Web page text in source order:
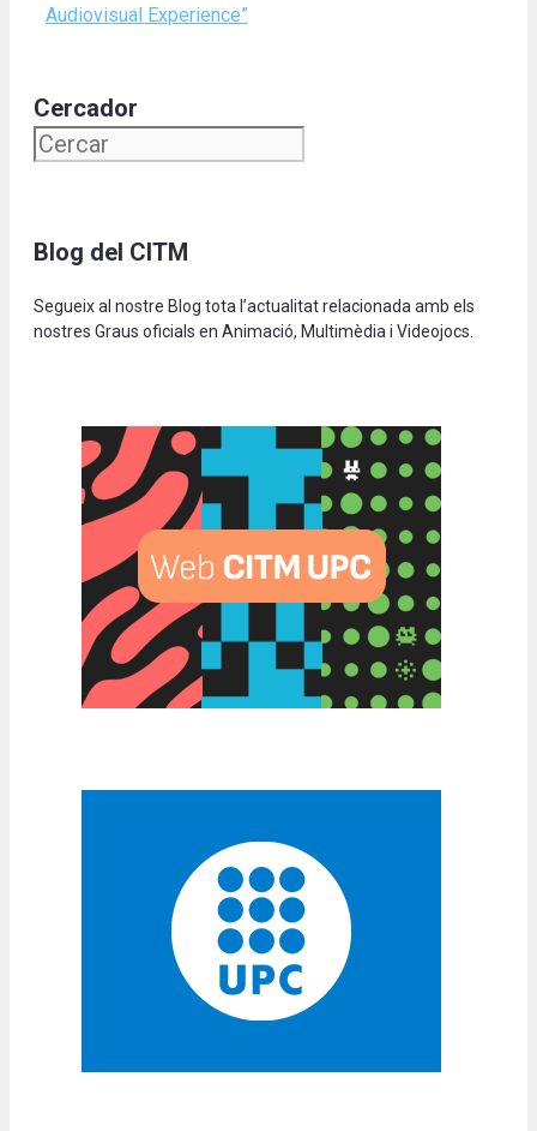
Audiovisual Experience”
Cercador
Blog del CITM
Segueix al nostre Blog tota l’actualitat relacionada amb els
nostres Graus oficials en Animació, Multimèdia i Videojocs.